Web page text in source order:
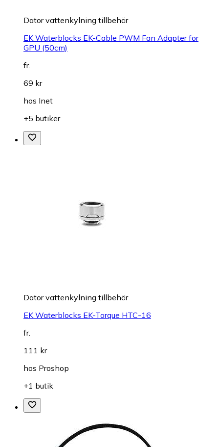
Dator vattenkylning tillbehör
EK Waterblocks EK-Cable PWM Fan Adapter for
GPU (50cm)
fr.
69 kr
hos Inet
+5 butiker
Dator vattenkylning tillbehör
EK Waterblocks EK-Torque HTC-16
fr.
111 kr
hos Proshop
+1 butik